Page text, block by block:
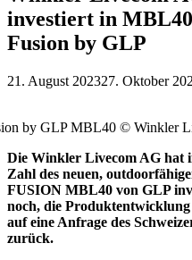
investiert in
Fusion by GLP
21. August 202327. Oktober
by GLP MBL40 © Winkler
Die Winkler Livecom AG hat
Zahl des neuen,
FUSION MBL40 von GLP
noch, die
auf eine Anfrage des
zurück.